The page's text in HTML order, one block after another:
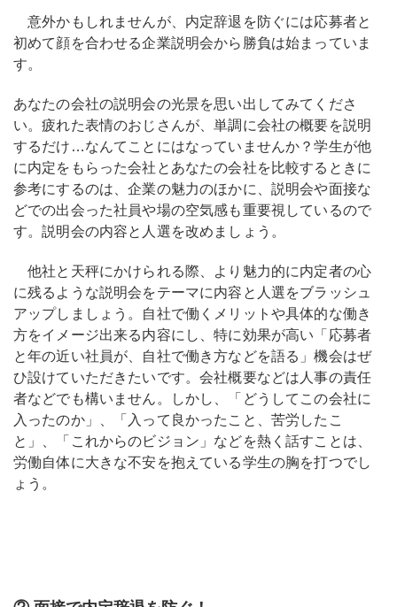
意外かもしれませんが、内定辞退を防ぐには応募者と
初めて顔を合わせる企業説明会から勝負は始まっていま
す。
あなたの会社の説明会の光景を思い出してみてくださ
い。疲れた表情のおじさんが、単調に会社の概要を説明
するだけ…なんてことにはなっていませんか？学生が他
に内定をもらった会社とあなたの会社を比較するときに
参考にするのは、企業の魅力のほかに、説明会や面接な
どでの出会った社員や場の空気感も重要視しているので
す。説明会の内容と人選を改めましょう。
他社と天秤にかけられる際、より魅力的に内定者の心
に残るような説明会をテーマに内容と人選をブラッシュ
アップしましょう。自社で働くメリットや具体的な働き
方をイメージ出来る内容にし、特に効果が高い「応募者
と年の近い社員が、自社で働き方などを語る」機会はぜ
ひ設けていただきたいです。会社概要などは人事の責任
者などでも構いません。しかし、「どうしてこの会社に
入ったのか」、「入って良かったこと、苦労したこ
と」、「これからのビジョン」などを熱く話すことは、
労働自体に大きな不安を抱えている学生の胸を打つでし
ょう。